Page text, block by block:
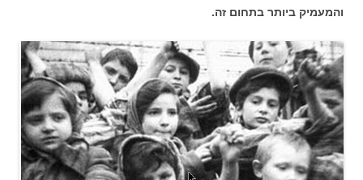
והמעמיק ביותר בתחום זה.